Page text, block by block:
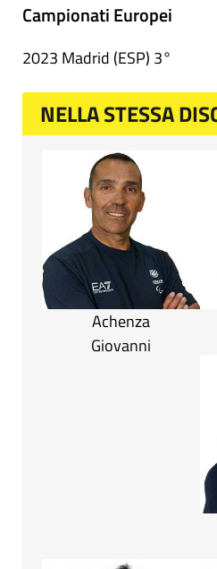
Campionati Europei
2023 Madrid (ESP) 3°
NELLA STESSA
Achenza
Giovanni